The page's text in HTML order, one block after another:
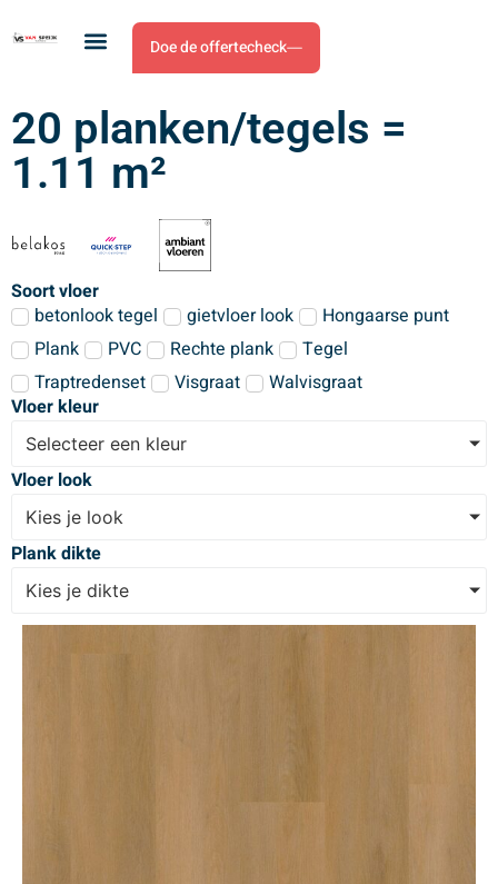
Doe de offertecheck
20 planken/tegels =
1.11 m²
Soort vloer
betonlook tegel
gietvloer look
Hongaarse punt
Plank
PVC Rechte plank
Tegel
Traptredenset
Visgraat
Walvisgraat
Vloer kleur
Selecteer een kleur
Vloer look
Kies je look
Plank dikte
Kies je dikte